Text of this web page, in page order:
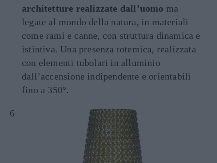
architetture realizzate dall’uomo ma
legate al mondo della natura, in materiali
come rami e canne, con struttura dinamica e
istintiva. Una presenza totemica, realizzata
con elementi tubolari in alluminio
dall’accensione indipendente e orientabili
fino a 350°.